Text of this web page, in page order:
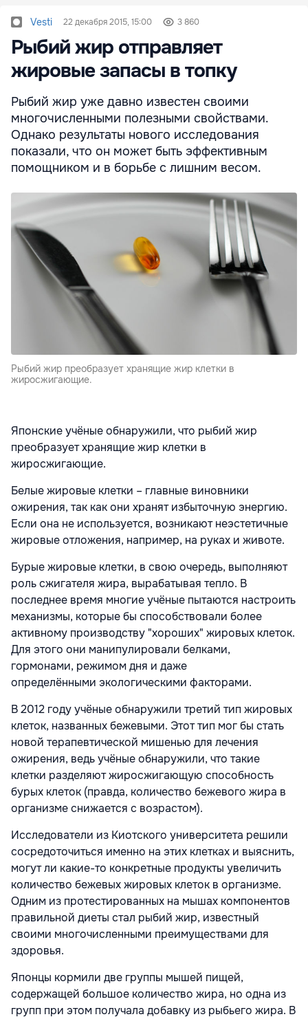
Vesti 22 декабря 2015, 15:00 3 860
Рыбий жир отправляет
жировые запасы в топку
Рыбий жир уже давно известен своими
многочисленными полезными свойствами.
Однако результаты нового исследования
показали, что он может быть эффективным
помощником и в борьбе с лишним весом.
Рыбий жир преобразует хранящие жир клетки в
жиросжигающие.
Японские учёные обнаружили, что рыбий жир
преобразует хранящие жир клетки в
жиросжигающие.
Белые жировые клетки – главные виновники
ожирения, так как они хранят избыточную энергию.
Если она не используется, возникают неэстетичные
жировые отложения, например, на руках и животе.
Бурые жировые клетки, в свою очередь, выполняют
роль сжигателя жира, вырабатывая тепло. В
последнее время многие учёные пытаются настроить
механизмы, которые бы способствовали более
активному производству "хороших" жировых клеток.
Для этого они манипулировали белками,
гормонами, режимом дня и даже
определёнными экологическими факторами.
В 2012 году учёные обнаружили третий тип жировых
клеток, названных бежевыми. Этот тип мог бы стать
новой терапевтической мишенью для лечения
ожирения, ведь учёные обнаружили, что такие
клетки разделяют жиросжигающую способность
бурых клеток (правда, количество бежевого жира в
организме снижается с возрастом).
Исследователи из Киотского университета решили
сосредоточиться именно на этих клетках и выяснить,
могут ли какие-то конкретные продукты увеличить
количество бежевых жировых клеток в организме.
Одним из протестированных на мышах компонентов
правильной диеты стал рыбий жир, известный
своими многочисленными преимуществами для
здоровья.
Японцы кормили две группы мышей пищей,
содержащей большое количество жира, но одна из
групп при этом получала добавку из рыбьего жира. В